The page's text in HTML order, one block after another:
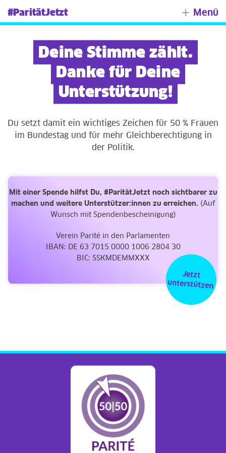
#ParitätJetzt Menü
Deine Stimme zählt.
Danke für Deine
Unterstützung!
Du setzt damit ein wichtiges Zeichen für 50 % Frauen
im Bundestag und für mehr Gleichberechtigung in
der Politik.
Mit einer Spende hilfst Du, #ParitätJetzt noch sichtbarer zu
machen und weitere Unterstützer:innen zu erreichen. (Auf
Wunsch mit Spendenbescheinigung)
Verein Parité in den Parlamenten
IBAN: DE 63 7015 0000 1006 2804 30
BIC: SSKMDEMMXXX
Jetzt
unterstützen